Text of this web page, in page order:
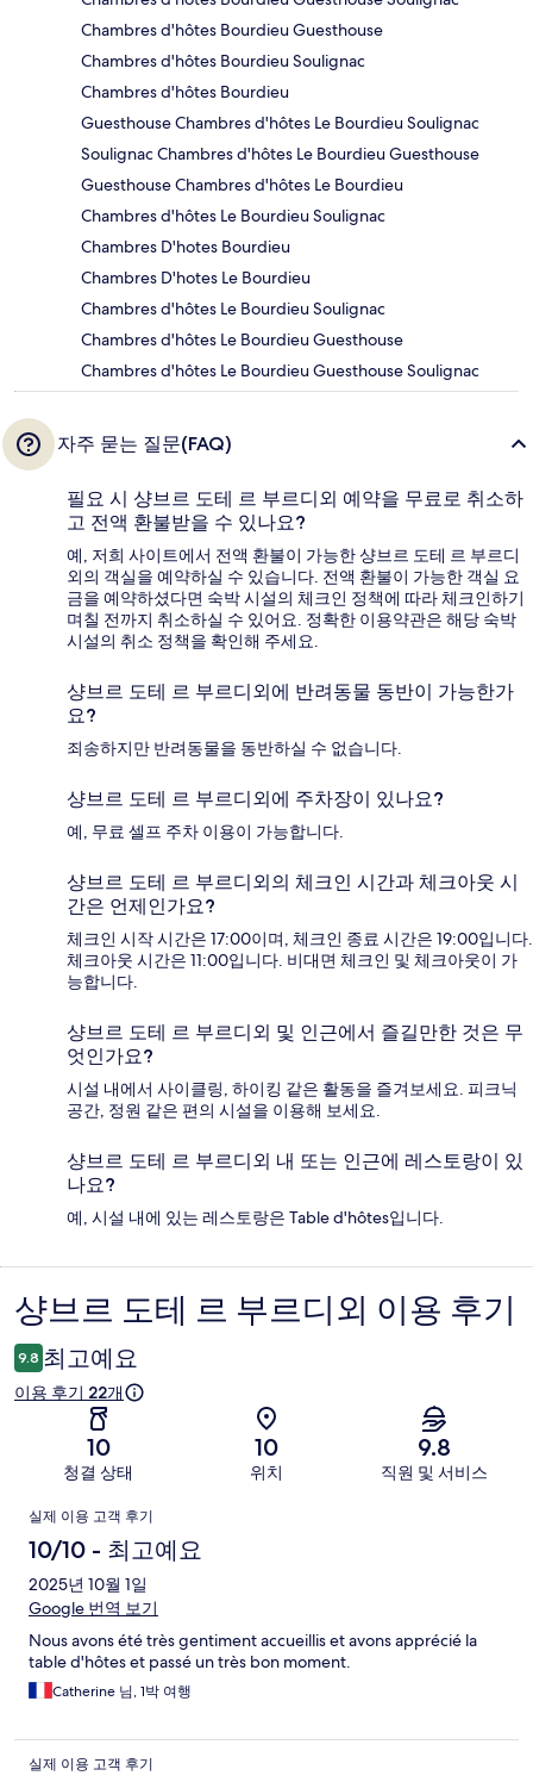
Chambres d'hôtes Bourdieu Guesthouse
Chambres d'hôtes Bourdieu Soulignac
Chambres d'hôtes Bourdieu
Guesthouse Chambres d'hôtes Le Bourdieu Soulignac
Soulignac Chambres d'hôtes Le Bourdieu Guesthouse
Guesthouse Chambres d'hôtes Le Bourdieu
Chambres d'hôtes Le Bourdieu Soulignac
Chambres D'hotes Bourdieu
Chambres D'hotes Le Bourdieu
Chambres d'hôtes Le Bourdieu Soulignac
Chambres d'hôtes Le Bourdieu Guesthouse
Chambres d'hôtes Le Bourdieu Guesthouse Soulignac
자주 묻는 질문(FAQ)
필요 시 샹브르 도테 르 부르디외 예약을 무료로 취소하
고 전액 환불받을 수 있나요?
예, 저희 사이트에서 전액 환불이 가능한 샹브르 도테 르 부르디
외의 객실을 예약하실 수 있습니다. 전액 환불이 가능한 객실 요
금을 예약하셨다면 숙박 시설의 체크인 정책에 따라 체크인하기
며칠 전까지 취소하실 수 있어요. 정확한 이용약관은 해당 숙박
시설의 취소 정책을 확인해 주세요.
샹브르 도테 르 부르디외에 반려동물 동반이 가능한가
요?
죄송하지만 반려동물을 동반하실 수 없습니다.
샹브르 도테 르 부르디외에 주차장이 있나요?
예, 무료 셀프 주차 이용이 가능합니다.
샹브르 도테 르 부르디외의 체크인 시간과 체크아웃 시
간은 언제인가요?
체크인 시작 시간은 17:00이며, 체크인 종료 시간은 19:00입니다.
체크아웃 시간은 11:00입니다. 비대면 체크인 및 체크아웃이 가
능합니다.
샹브르 도테 르 부르디외 및 인근에서 즐길만한 것은 무
엇인가요?
시설 내에서 사이클링, 하이킹 같은 활동을 즐겨보세요. 피크닉
공간, 정원 같은 편의 시설을 이용해 보세요.
샹브르 도테 르 부르디외 내 또는 인근에 레스토랑이 있
나요?
예, 시설 내에 있는 레스토랑은 Table d'hôtes입니다.
이
용
후
샹브르 도테 르 부르디외 이용 후기
9.8 최고예요
이용 후기 22개
10
청결 상태
10
위치
9.8
직원 및 서비스
이
용
후
기
실제 이용 고객 후기
10/10 - 최고예요
2025년 10월 1일
Google 번역 보기
Nous avons été très gentiment accueillis et avons apprécié la
table d'hôtes et passé un très bon moment.
Catherine 님, 1박 여행
실제 이용 고객 후기